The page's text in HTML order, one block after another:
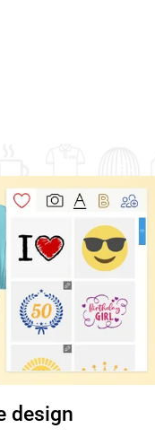
design